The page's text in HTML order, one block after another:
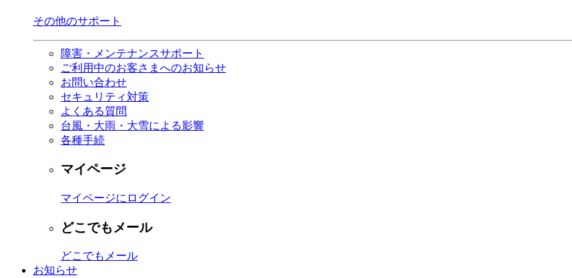
その他のサポート
障害・メンテナンスサポート
ご利用中のお客さまへのお知らせ
お問い合わせ
セキュリティ対策
よくある質問
台風・大雨・大雪による影響
各種手続
マイページ
マイページにログイン
どこでもメール
どこでもメール
お知らせ